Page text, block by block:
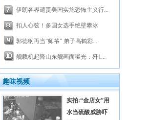
伊朗各界谴责美国实施恐怖主义行...
扣人心弦！多国女选手绝壁攀冰
郭德纲再当“师爷” 弟子高鹤彩...
舰载机起降山东舰画面曝光：歼1...
趣味视频
实拍:“金店女”用
水当硫酸威胁吓